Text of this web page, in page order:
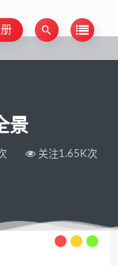
景
关注1.65K次